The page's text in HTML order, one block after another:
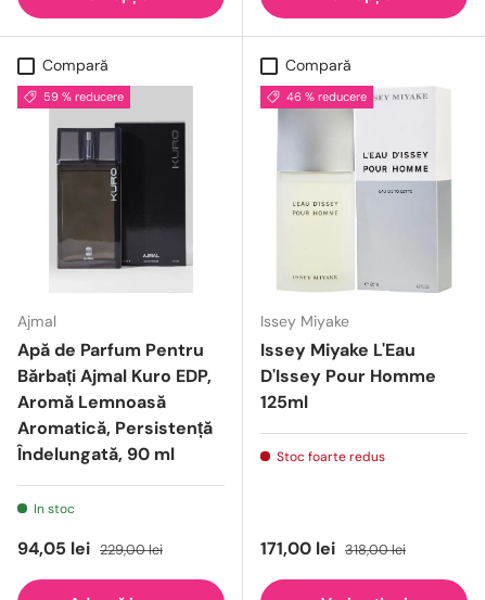
Compară
59 % reducere
Ajmal
Apă de Parfum Pentru
Bărbați Ajmal Kuro EDP,
Aromă Lemnoasă
Aromatică, Persistență
Îndelungată, 90 ml
In stoc
94,05 lei 229,00 lei
Compară
46 % reducere
Issey Miyake
Issey Miyake L'Eau
D'Issey Pour Homme
125ml
Stoc foarte redus
171,00 lei 318,00 lei